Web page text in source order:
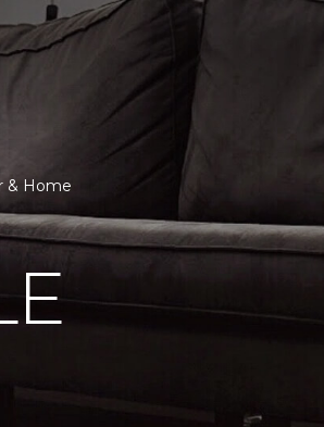
& Home